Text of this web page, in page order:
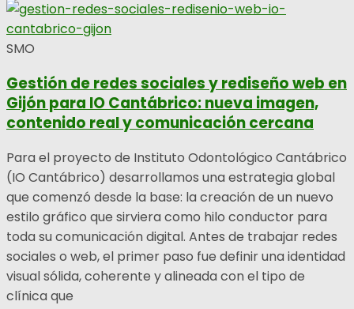
SMO
Gestión de redes sociales y rediseño web en
Gijón para IO Cantábrico: nueva imagen,
contenido real y comunicación cercana
Para el proyecto de Instituto Odontológico Cantábrico
(IO Cantábrico) desarrollamos una estrategia global
que comenzó desde la base: la creación de un nuevo
estilo gráfico que sirviera como hilo conductor para
toda su comunicación digital. Antes de trabajar redes
sociales o web, el primer paso fue definir una identidad
visual sólida, coherente y alineada con el tipo de
clínica que